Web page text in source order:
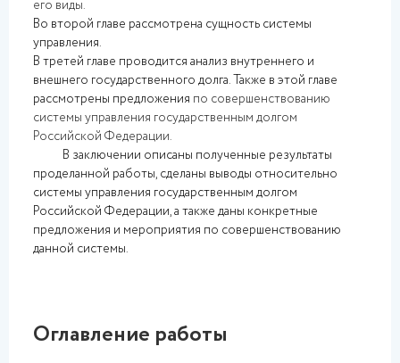
его виды.
Во второй главе рассмотрена сущность системы
управления.
В третей главе проводится анализ внутреннего и
внешнего государственного долга. Также в этой главе
рассмотрены предложения по совершенствованию
системы управления государственным долгом
Российской Федерации.
В заключении описаны полученные результаты
проделанной работы, сделаны выводы относительно
системы управления государственным долгом
Российской Федерации, а также даны конкретные
предложения и мероприятия по совершенствованию
данной системы.
Оглавление работы